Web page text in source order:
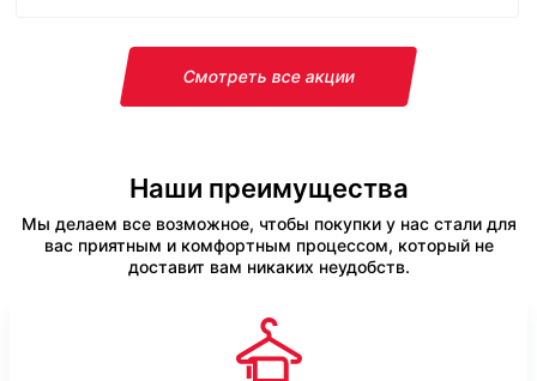
Смотреть все акции
Наши преимущества
Мы делаем все возможное, чтобы покупки у нас стали для
вас приятным и комфортным процессом, который не
доставит вам никаких неудобств.